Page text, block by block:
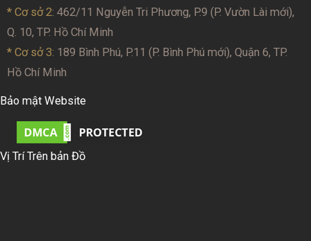
* Cơ sở 2: 462/11 Nguyễn Tri Phương, P.9 (P. Vườn Lài mới),
Q. 10, TP. Hồ Chí Minh
* Cơ sở 3: 189 Bình Phú, P.11 (P. Bình Phú mới), Quận 6, TP.
Hồ Chí Minh
Bảo mật Website
Vị Trí Trên bản Đồ